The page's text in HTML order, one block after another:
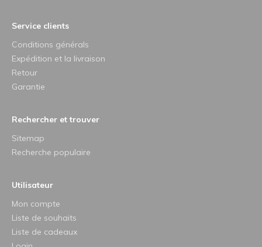
Service clients
Conditions générals
Expédition et la livraison
Retour
Garantie
Rechercher et trouver
Sitemap
Recherche populaire
Utilisateur
Mon compte
Liste de souhaits
Liste de cadeaux